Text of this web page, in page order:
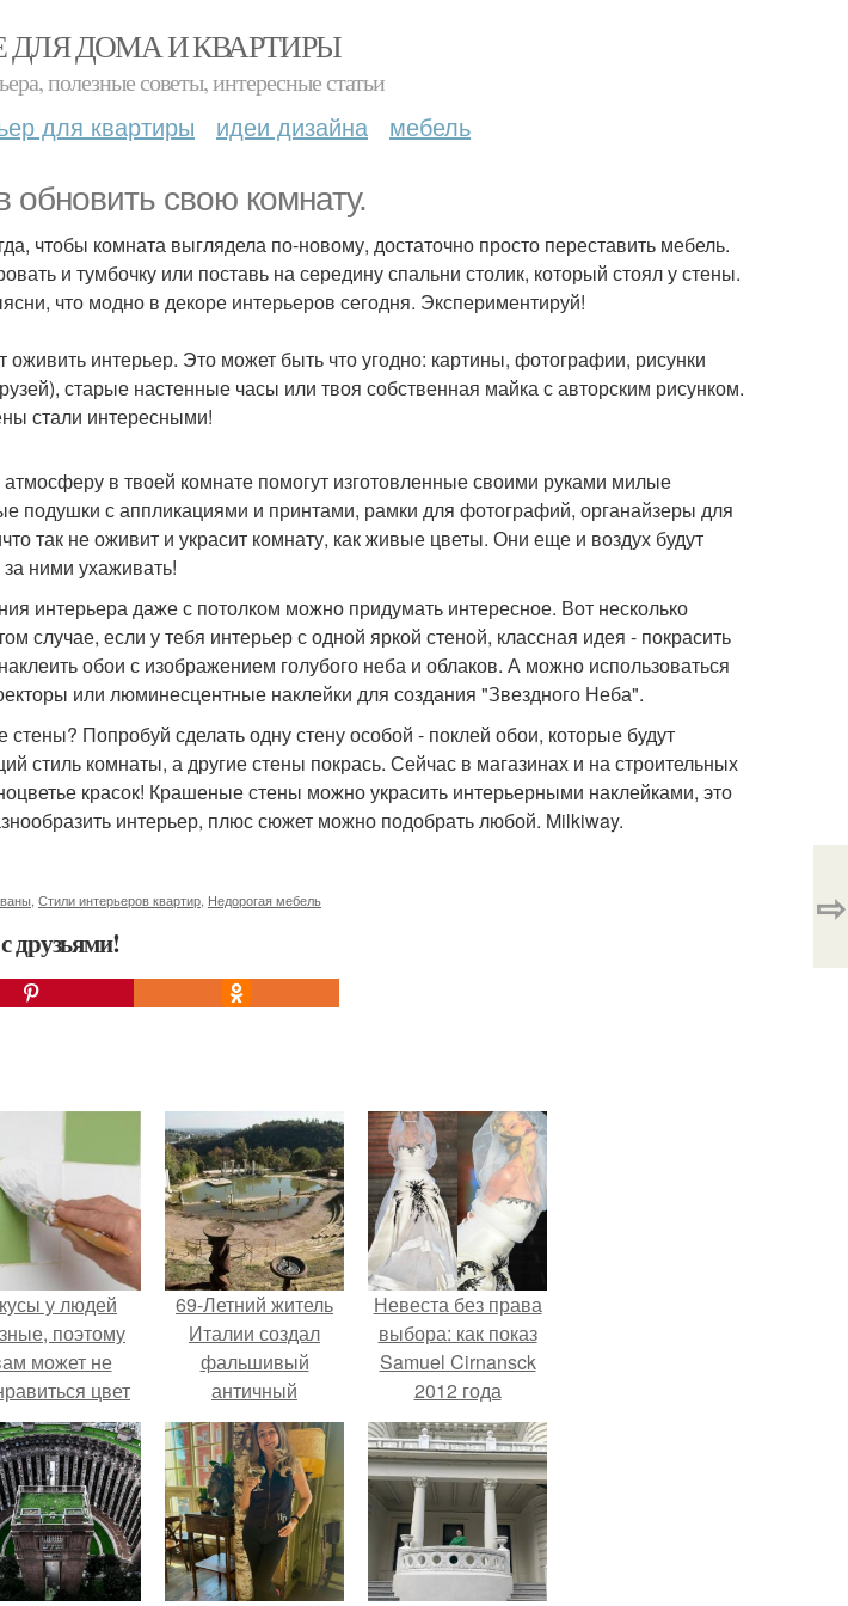
ДЛЯ ДОМА И КВАРТИРЫ
полезные советы, интересные статьи
для квартиры идеи дизайна мебель
обновить свою комнату.
чтобы комната выглядела по-новому, достаточно просто переставить мебель.
и тумбочку или поставь на середину спальни столик, который стоял у стены.
что модно в декоре интерьеров сегодня. Экспериментируй!
интерьер. Это может быть что угодно: картины, фотографии, рисунки
старые настенные часы или твоя собственная майка с авторским рисунком.
стали интересными!
в твоей комнате помогут изготовленные своими руками милые
подушки с аппликациями и принтами, рамки для фотографий, органайзеры для
так не оживит и украсит комнату, как живые цветы. Они еще и воздух будут
ними ухаживать!
интерьера даже с потолком можно придумать интересное. Вот несколько
случае, если у тебя интерьер с одной яркой стеной, классная идея - покрасить
обои с изображением голубого неба и облаков. А можно использоваться
или люминесцентные наклейки для создания "Звездного Неба".
Попробуй сделать одну стену особой - поклей обои, которые будут
стиль комнаты, а другие стены покрась. Сейчас в магазинах и на строительных
красок! Крашеные стены можно украсить интерьерными наклейками, это
интерьер, плюс сюжет можно подобрать любой. Milkiway.
Стили интерьеров квартир Недорогая мебель
друзьями!
⇨
у людей
поэтому
может не
цвет
которая
вам от
хозяев
квартиры.
69-Летний житель
Италии создал
фальшивый
античный
амфитеатр и
долгое время
успешно выдавал
его за настоящее
историческое
наследие.
Невеста без права
выбора: как показ
Samuel Cirnansck
2012 года
превратил подиум
в манифест против
принуждения.